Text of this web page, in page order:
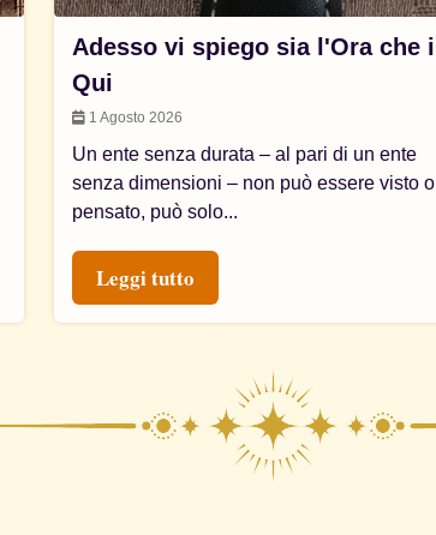
Adesso vi spiego sia l'Ora che il
Qui
1 Agosto 2026
Un ente senza durata – al pari di un ente
senza dimensioni – non può essere visto o
pensato, può solo...
Leggi tutto